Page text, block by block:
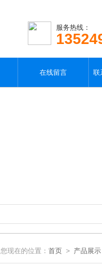
服务热线：
在线留言 联
您现在的位置： 首页 > 产品展示